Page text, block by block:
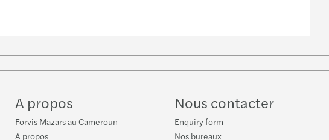
Instagram
on
A propos
Forvis Mazars au Cameroun
A propos
Nous contacter
Enquiry form
Nos bureaux